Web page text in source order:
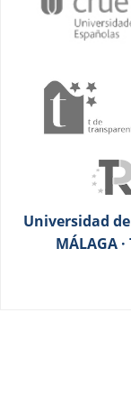
Universidad
MÁLAGA